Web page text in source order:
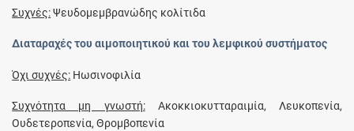
Συχνές:Ψευδομεμβρανώδης κολίτιδα
Διαταραχές του αιμοποιητικού και του λεμφικού συστήματος
Όχι συχνές: Ηωσινοφιλία
Συχνότητα μη γνωστή:Ακοκκιοκυτταραιμία, Λευκοπενία,
Ουδετεροπενία, Θρομβοπενία